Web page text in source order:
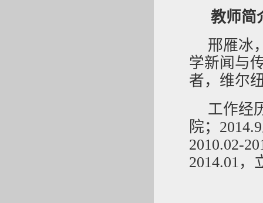
教师简
邢雁冰
学新闻与
者，维尔
工作经
院；
2010.02-
2014.01